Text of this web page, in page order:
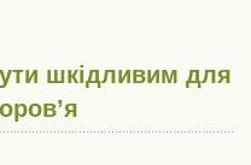
шкідливим для